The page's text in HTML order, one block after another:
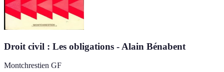
Droit civil : Les obligations - Alain Bénabent
Montchrestien GF